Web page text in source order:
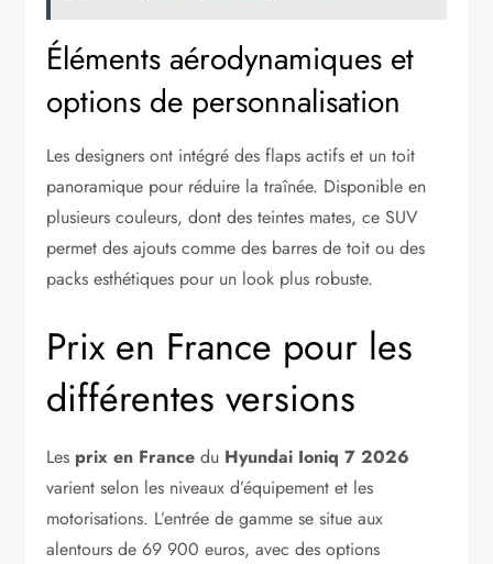
Éléments aérodynamiques et
options de personnalisation
Les designers ont intégré des flaps actifs et un toit
panoramique pour réduire la traînée. Disponible en
plusieurs couleurs, dont des teintes mates, ce SUV
permet des ajouts comme des barres de toit ou des
packs esthétiques pour un look plus robuste.
Prix en France pour les
différentes versions
Les prix en France du Hyundai Ioniq 7 2026
varient selon les niveaux d’équipement et les
motorisations. L’entrée de gamme se situe aux
alentours de 69 900 euros, avec des options